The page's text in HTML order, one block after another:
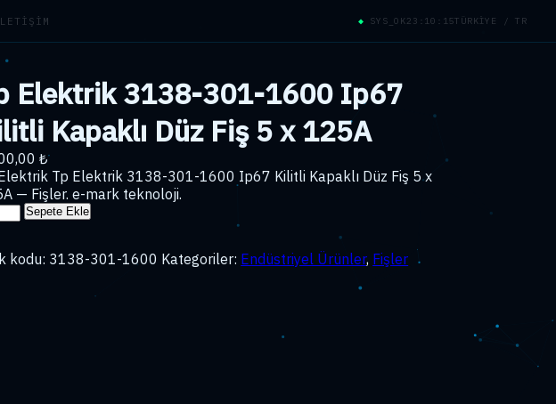
◆ SYS_OK23:10:16TÜRKİYE / TR
Elektrik 3138-301-1600 Ip67
Kapaklı Düz Fiş 5 x 125A
₺
Tp Elektrik 3138-301-1600 Ip67 Kilitli Kapaklı Düz Fiş 5 x
— Fişler. e-mark teknoloji.
Sepete Ekle
kodu: 3138-301-1600 Kategoriler: Endüstriyel Ürünler, Fişler